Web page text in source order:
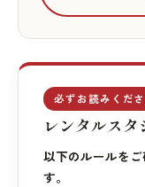
必ずお読みくださ
レンタルス
以下のルールを
す。